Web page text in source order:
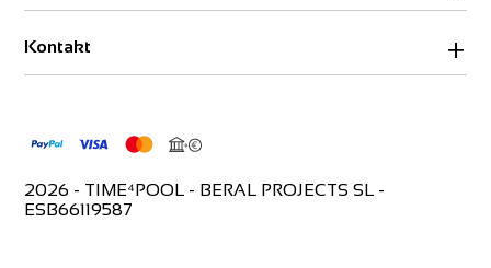
Datenschutzerklärung
AGB & AVV
Kontakt
Montag bis Freitag 9:00-18:00 Uhr
2026 - TIME⁴POOL - BERAL PROJECTS SL -
ESB66119587